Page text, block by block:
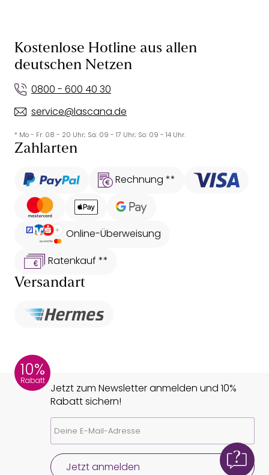
Kostenlose Hotline aus allen
deutschen Netzen
0800 - 600 40 30
service@lascana.de
* Mo - Fr: 08 - 20 Uhr; Sa: 09 - 17 Uhr; So: 09 - 14 Uhr.
Zahlarten
Rechnung **
Online-Überweisung
Ratenkauf **
Versandart
10%
Rabatt
Jetzt zum Newsletter anmelden und 10%
Rabatt sichern!
Jetzt anmelden